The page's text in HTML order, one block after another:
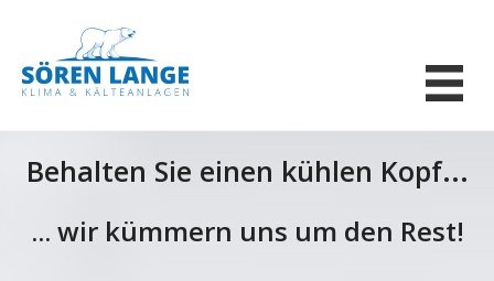
Behalten Sie einen kühlen Kopf...
... wir kümmern uns um den Rest!